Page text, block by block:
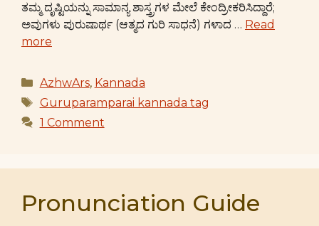
ತಮ್ಮ ದೃಷ್ಟಿಯನ್ನು ಸಾಮಾನ್ಯ ಶಾಸ್ತ್ರಗಳ ಮೇಲೆ ಕೇಂದ್ರೀಕರಿಸಿದ್ದಾರೆ;
ಅವುಗಳು ಪುರುಷಾರ್ಥ (ಆತ್ಮದ ಗುರಿ ಸಾಧನೆ) ಗಳಾದ … Read
more
Categories
AzhwArs, Kannada
Tags
Guruparamparai kannada tag
1 Comment
Pronunciation Guide